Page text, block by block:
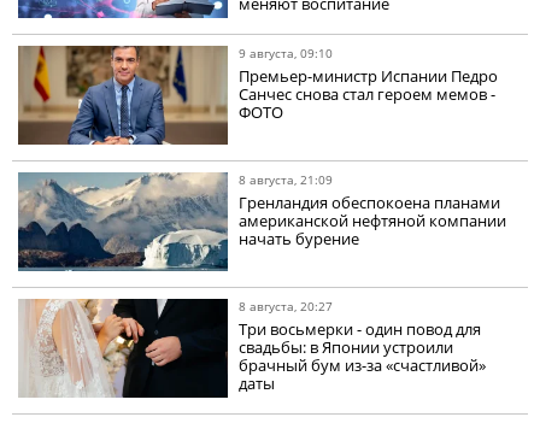
9 августа, 09:10
Премьер-министр Испании Педро
Санчес снова стал героем мемов -
ФОТО
8 августа, 21:09
Гренландия обеспокоена планами
американской нефтяной компании
начать бурение
8 августа, 20:27
Три восьмерки - один повод для
свадьбы: в Японии устроили
брачный бум из-за «счастливой»
даты